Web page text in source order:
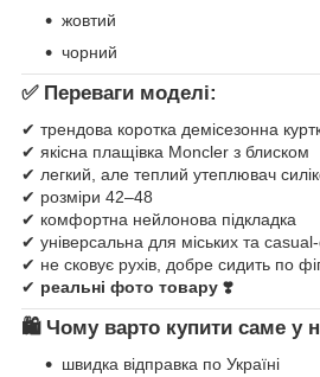
жовтий
чорний
✅ Переваги моделі:
✔ трендова коротка демісезонна
✔ якісна плащівка Moncler з блиском
✔ легкий, але теплий утеплювач
✔ розміри 42–48
✔ комфортна нейлонова підкладка
✔ універсальна для міських та casual-
✔ не сковує рухів, добре сидить по
✔ реальні фото товару ❣️
🛍️ Чому варто купити саме у
швидка відправка по Україні